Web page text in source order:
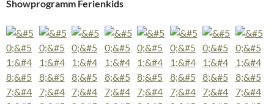
Showprogramm Ferienkids